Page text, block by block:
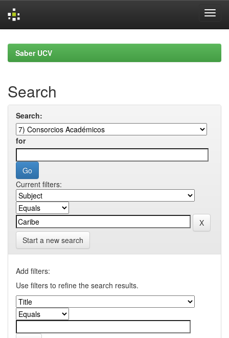
navigationSaber UCV
Search
Search:
for
Current filters:
Start a new search
Add filters:
Use filters to refine the search results.